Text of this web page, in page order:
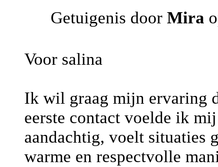
Getuigenis door Mira
Voor salina
Ik wil graag mijn ervaring
eerste contact voelde ik
aandachtig, voelt situaties
warme en respectvolle